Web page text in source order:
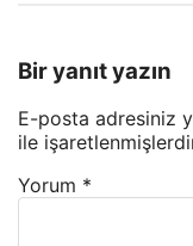
Bir yanıt yazın
E-posta adresiniz
ile
Yorum *